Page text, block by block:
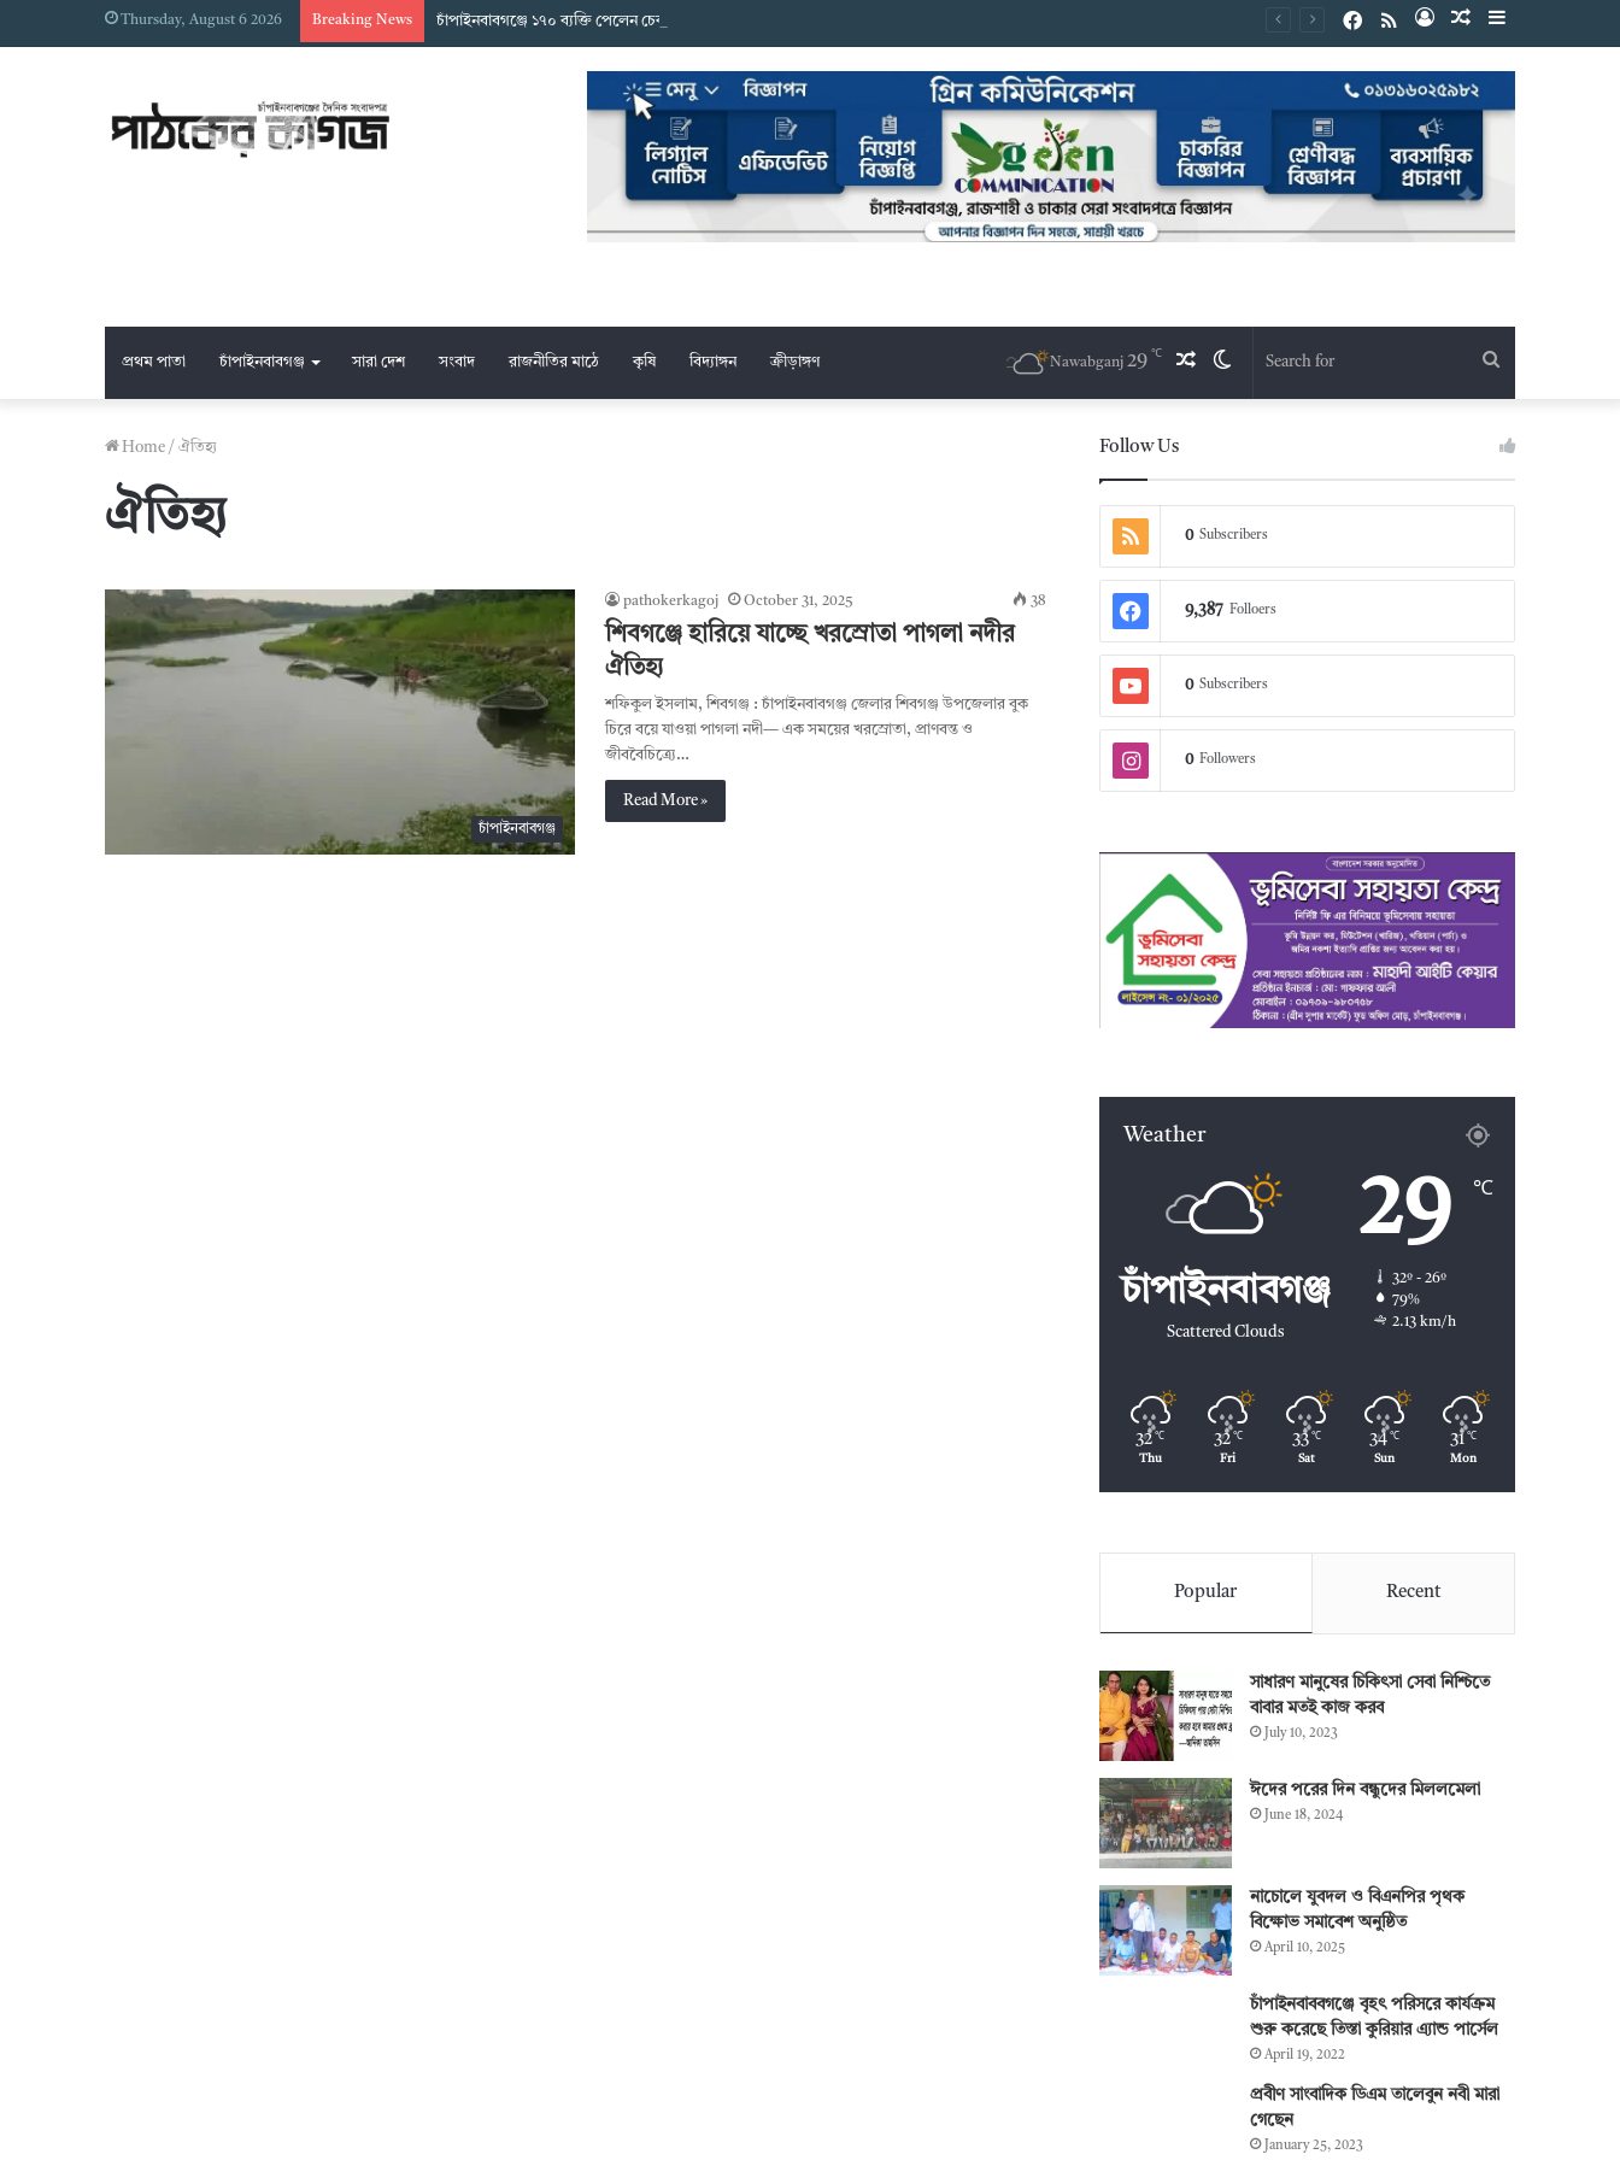
Thursday, August 6 2026 Breaking News চাঁপাইনবাবগঞ্জে ১৭০ ব্যক্তি পেলেন চেক ও নগদ অর্থ Random
Log
RSS
Facebook
প্রথম পাতা চাঁপাইনবাবগঞ্জ সারা দেশ সংবাদ রাজনীতির মাঠে কৃষি বিদ্যাঙ্গন ক্রীড়াঙ্গণ
for
Switch
Random
Nawabganj 29 ℃
Home / ঐতিহ্য
ঐতিহ্য
চাঁপাইনবাবগঞ্জ
pathokerkagoj October 31, 2025 38
শিবগঞ্জে হারিয়ে যাচ্ছে খরস্রোতা পাগলা নদীর
ঐতিহ্য
শফিকুল ইসলাম, শিবগঞ্জ : চাঁপাইনবাবগঞ্জ জেলার শিবগঞ্জ উপজেলার বুক
চিরে বয়ে যাওয়া পাগলা নদী— এক সময়ের খরস্রোতা, প্রাণবন্ত ও
জীববৈচিত্র্যে…
Read More »
Follow Us
0 Subscribers
9,387 Folloers
0 Subscribers
0 Followers
Weather
চাঁপাইনবাবগঞ্জ
Scattered Clouds
29 ℃
32º - 26º
79%
2.13 km/h
32 ℃
Thu
32 ℃
Fri
33 ℃
Sat
34 ℃
Sun
31 ℃
Mon
Popular Recent
সাধারণ মানুষের চিকিৎসা সেবা নিশ্চিতে
বাবার মতই কাজ করব
July 10, 2023
ঈদের পরের দিন বন্ধুদের মিললমেলা
June 18, 2024
নাচোলে যুবদল ও বিএনপির পৃথক
বিক্ষোভ সমাবেশ অনুষ্ঠিত
April 10, 2025
চাঁপাইনবাববগঞ্জে বৃহৎ পরিসরে কার্যক্রম
শুরু করেছে তিস্তা কুরিয়ার এ্যান্ড পার্সেল
April 19, 2022
প্রবীণ সাংবাদিক ডিএম তালেবুন নবী মারা
গেছেন
January 25, 2023